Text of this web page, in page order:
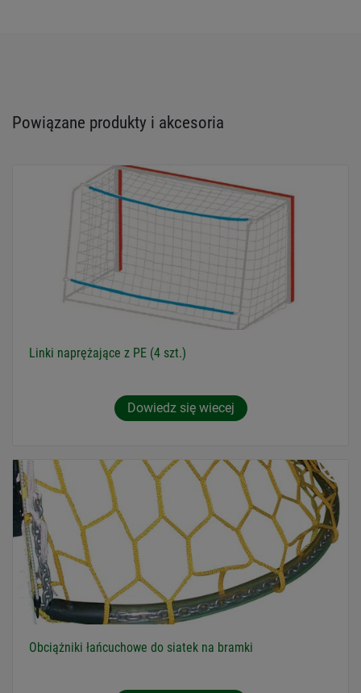
Powiązane produkty i akcesoria
Linki naprężające z PE (4 szt.)
Dowiedz się wiecej
Obciążniki łańcuchowe do siatek na bramki